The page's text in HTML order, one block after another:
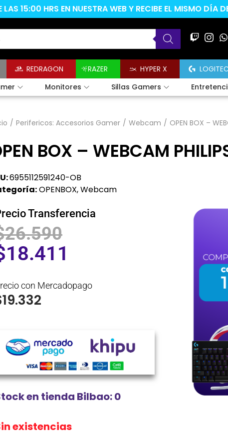
15:00 HRS EN NUESTRA WEB Y RECIBE EL MISMO DÍA
REDRAGON RAZER HYPER X
Monitores Sillas Gamers
/ Perifericos: Accesorios Gamer / Webcam / OPEN BOX –
BOX – WEBCAM
6955112591240-OB
OPENBOX,Webcam
Transferencia
26.590
18.411
con Mercadopago
19.332
en tienda Bilbao: 0
existencias